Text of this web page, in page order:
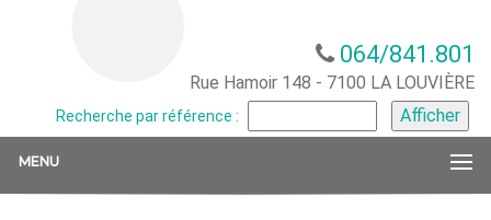
064/841.801
Rue Hamoir 148 - 7100 LA LOUVIÈRE
Recherche par référence :
MENU